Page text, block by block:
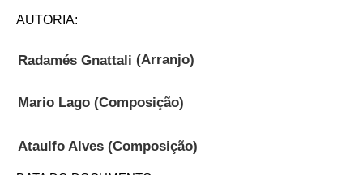
AUTORIA:
Radamés Gnattali (Arranjo)
Mario Lago (Composição)
Ataulfo Alves (Composição)